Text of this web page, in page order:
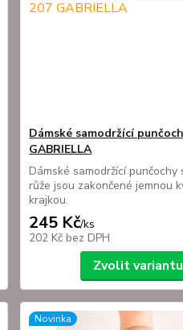
Dámské samodržící
GABRIELLA
Dámské samodržící punčochy
růže jsou zakončené jemnou
krajkou.
245 Kč/ks
202 Kč bez DPH
Zvolit variantu
Novinka